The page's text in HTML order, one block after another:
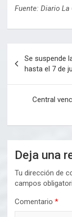
Fuente: Diario La
de
entradas
Se suspende
hasta el 7 de
Central
Deja una
Tu dirección de
campos
Comentario *